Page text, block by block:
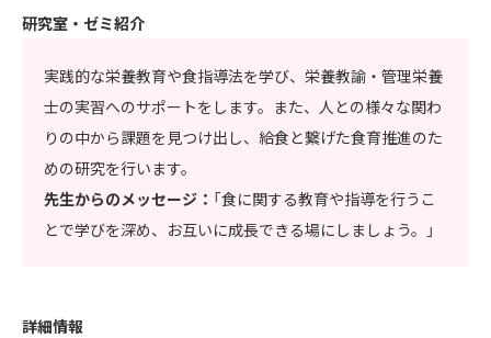
研究室・ゼミ紹介
実践的な栄養教育や食指導法を学び、栄養教諭・管理栄養
士の実習へのサポートをします。また、人との様々な関わ
りの中から課題を見つけ出し、給食と繋げた食育推進のた
めの研究を行います。
先生からのメッセージ： 「食に関する教育や指導を行うこ
とで学びを深め、お互いに成長できる場にしましょう。」
詳細情報